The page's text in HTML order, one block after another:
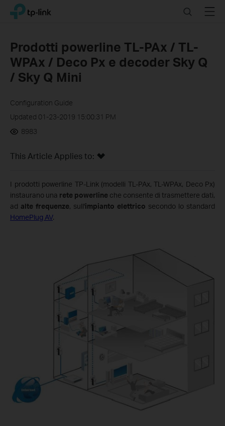
Click
navigation
TP-Link, Reliably Smart SearchMenu
Prodotti powerline TL-PAx / TL-
WPAx / Deco Px e decoder Sky Q
/ Sky Q Mini
Configuration Guide
Updated 01-23-2019 15:00:31 PM
8983
This Article Applies to:
I prodotti powerline TP-Link (modelli TL-PAx, TL-WPAx, Deco Px)
instaurano una rete powerline che consente di trasmettere dati,
ad alte frequenze, sull'impianto elettrico secondo lo standard
HomePlug AV.